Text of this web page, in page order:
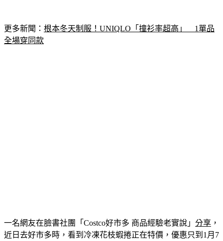
更多新聞： 根本冬天制服！UNIQLO「撞衫率超高」　1單品
全場穿同款
一名網友在臉書社團「Costco好市多 商品經驗老實說」 分享 ，
近日去好市多時，看到冷凍花枝蝦捲正在特價，優惠只到1月7